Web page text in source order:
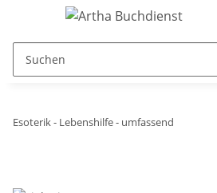
Esoterik - Lebenshilfe - umfassend